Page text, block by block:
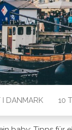
I DANMARK 10